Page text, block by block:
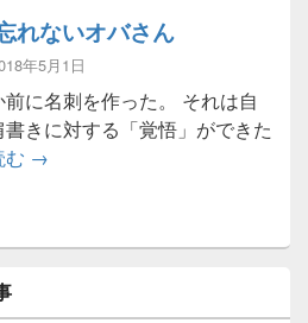
れないオバさん
年5月1日
に名刺を作った。 それは自
きに対する「覚悟」ができた
む 唄を忘れないオバさん
→